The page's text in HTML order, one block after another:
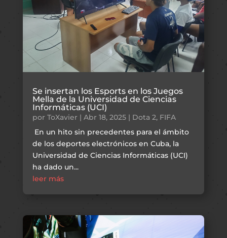
Se insertan los Esports en los Juegos
Mella de la Universidad de Ciencias
Informáticas (UCI)
por ToXavier | Abr 18, 2025| Dota 2, FIFA
En un hito sin precedentes para el ámbito
de los deportes electrónicos en Cuba, la
Universidad de Ciencias Informáticas (UCI)
ha dado un...
leer más